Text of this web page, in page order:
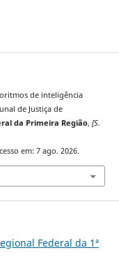
de inteligência
de Justiça de
da Primeira Região, [S.
em: 7 ago. 2026.
Federal da 1ª